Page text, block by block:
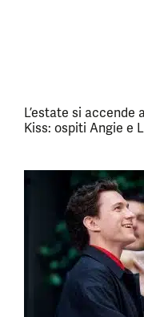
L’estate si accende
Kiss: ospiti Angie e